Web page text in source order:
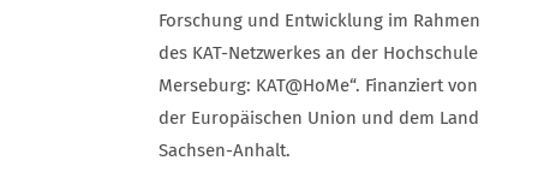
Forschung und Entwicklung im Rahmen
des KAT-Netzwerkes an der Hochschule
Merseburg: KAT@HoMe“. Finanziert von
der Europäischen Union und dem Land
Sachsen-Anhalt.